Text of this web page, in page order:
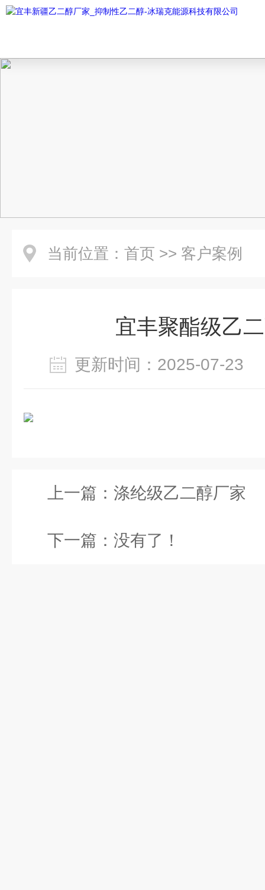
当前位置： 首页 >> 客户案例
宜丰聚酯级乙
更新时间：2025-07-
上一篇： 涤纶级乙二醇厂家
下一篇：没有了！